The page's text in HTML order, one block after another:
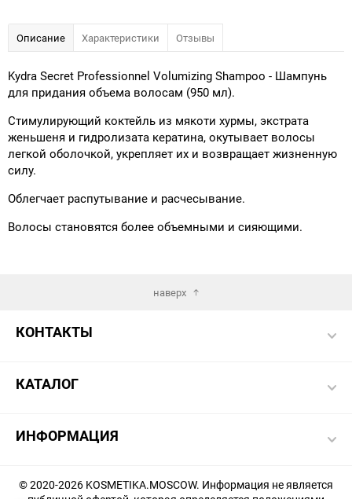
Описание Характеристики Отзывы
Kydra Secret Professionnel Volumizing Shampoo - Шампунь
для придания объема волосам (950 мл).
Стимулирующий коктейль из мякоти хурмы, экстрата
женьшеня и гидролизата кератина, окутывает волосы
легкой оболочкой, укрепляет их и возвращает жизненную
силу.
Облегчает распутывание и расчесывание.
Волосы становятся более объемными и сияющими.
наверх
КОНТАКТЫ
КАТАЛОГ
ИНФОРМАЦИЯ
© 2020-2026 KOSMETIKA.MOSCOW. Информация не является